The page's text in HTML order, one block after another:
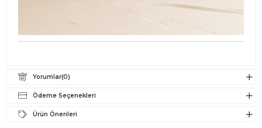
Yorumlar(0)
Ödeme Seçenekleri
Ürün Önerileri